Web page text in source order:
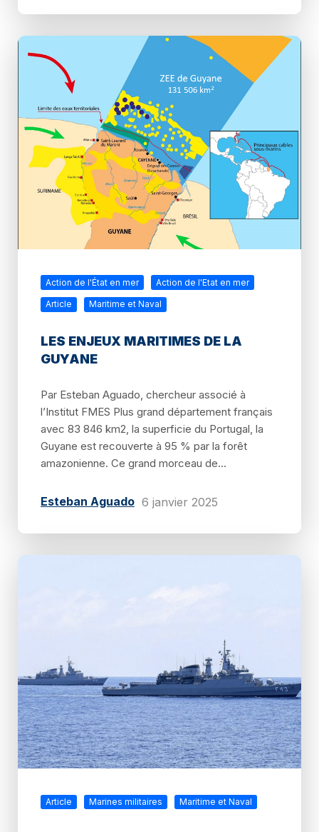
Action de l'État en mer Action de l'Etat en mer
Article Maritime et Naval
LES ENJEUX MARITIMES DE LA
GUYANE
Par Esteban Aguado, chercheur associé à
l’Institut FMES Plus grand département français
avec 83 846 km2, la superficie du Portugal, la
Guyane est recouverte à 95 % par la forêt
amazonienne. Ce grand morceau de...
Esteban Aguado 6 janvier 2025
Article Marines militaires Maritime et Naval